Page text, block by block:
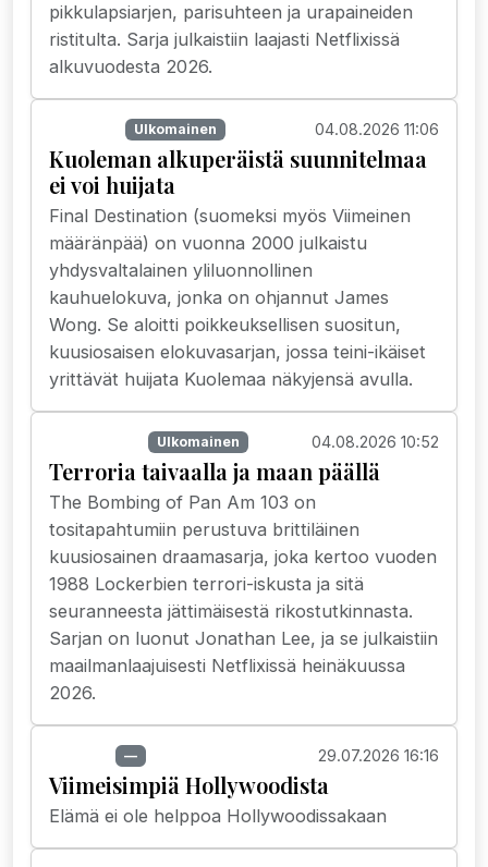
pikkulapsiarjen, parisuhteen ja urapaineiden
ristitulta. Sarja julkaistiin laajasti Netflixissä
alkuvuodesta 2026.
Ulkomainen 04.08.2026 11:06
Kuoleman alkuperäistä suunnitelmaa
ei voi huijata
Final Destination (suomeksi myös Viimeinen
määränpää) on vuonna 2000 julkaistu
yhdysvaltalainen yliluonnollinen
kauhuelokuva, jonka on ohjannut James
Wong. Se aloitti poikkeuksellisen suositun,
kuusiosaisen elokuvasarjan, jossa teini-ikäiset
yrittävät huijata Kuolemaa näkyjensä avulla.
Ulkomainen 04.08.2026 10:52
Terroria taivaalla ja maan päällä
The Bombing of Pan Am 103 on
tositapahtumiin perustuva brittiläinen
kuusiosainen draamasarja, joka kertoo vuoden
1988 Lockerbien terrori-iskusta ja sitä
seuranneesta jättimäisestä rikostutkinnasta.
Sarjan on luonut Jonathan Lee, ja se julkaistiin
maailmanlaajuisesti Netflixissä heinäkuussa
2026.
— 29.07.2026 16:16
Viimeisimpiä Hollywoodista
Elämä ei ole helppoa Hollywoodissakaan